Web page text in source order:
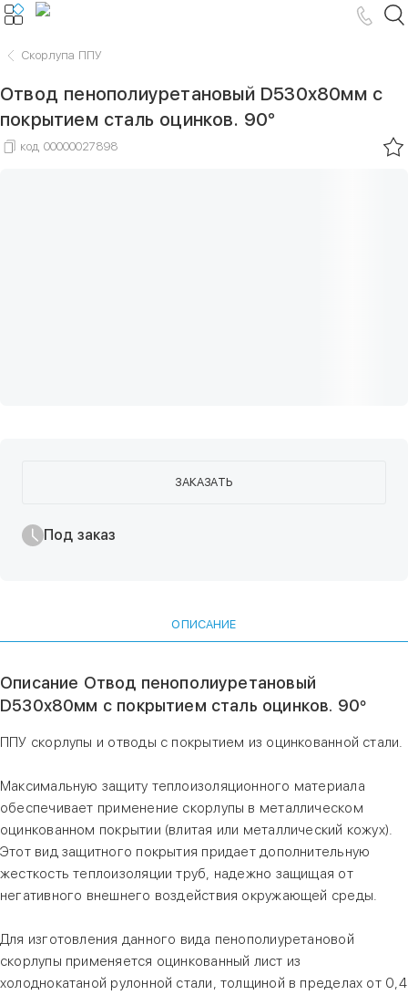
Скорлупа ППУ
Отвод пенополиуретановый D530х80мм с
покрытием сталь оцинков. 90°
код 00000027898
ЗАКАЗАТЬ
Под заказ
ОПИСАНИЕ
Описание Отвод пенополиуретановый
D530х80мм с покрытием сталь оцинков. 90°
ППУ скорлупы и отводы с покрытием из оцинкованной стали.
Максимальную защиту теплоизоляционного материала
обеспечивает применение скорлупы в металлическом
оцинкованном покрытии (влитая или металлический кожух).
Этот вид защитного покрытия придает дополнительную
жесткость теплоизоляции труб, надежно защищая от
негативного внешнего воздействия окружающей среды.
Для изготовления данного вида пенополиуретановой
скорлупы применяется оцинкованный лист из
холоднокатаной рулонной стали, толщиной в пределах от 0,4